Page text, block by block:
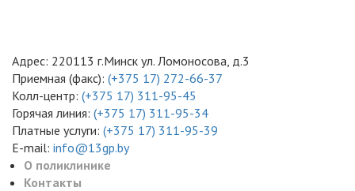
Адрес: 220113 г.Минск ул. Ломоносова, д.3
Приемная (факс): (+375 17) 272-66-37
Колл-центр: (+375 17) 311-95-45
Горячая линия: (+375 17) 311-95-34
Платные услуги: (+375 17) 311-95-39
E-mail: info@13gp.by
О поликлинике
Контакты